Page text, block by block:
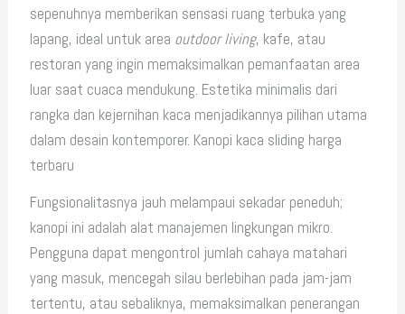
sepenuhnya memberikan sensasi ruang terbuka yang
lapang, ideal untuk area outdoor living, kafe, atau
restoran yang ingin memaksimalkan pemanfaatan area
luar saat cuaca mendukung. Estetika minimalis dari
rangka dan kejernihan kaca menjadikannya pilihan utama
dalam desain kontemporer. Kanopi kaca sliding harga
terbaru
Fungsionalitasnya jauh melampaui sekadar peneduh;
kanopi ini adalah alat manajemen lingkungan mikro.
Pengguna dapat mengontrol jumlah cahaya matahari
yang masuk, mencegah silau berlebihan pada jam-jam
tertentu, atau sebaliknya, memaksimalkan penerangan